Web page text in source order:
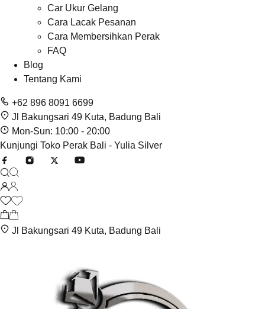
Car Ukur Gelang
Cara Lacak Pesanan
Cara Membersihkan Perak
FAQ
Blog
Tentang Kami
+62 896 8091 6699
Jl Bakungsari 49 Kuta, Badung Bali
Mon-Sun: 10:00 - 20:00
Kunjungi Toko Perak Bali - Yulia Silver
Jl Bakungsari 49 Kuta, Badung Bali